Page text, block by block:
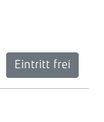
Eintritt frei